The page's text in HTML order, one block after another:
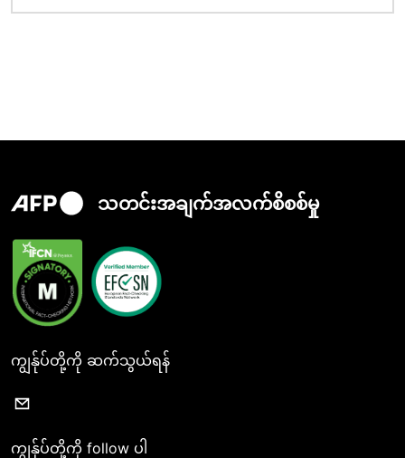
သတင်းအချက်အလက်စိစစ်မှု
ကျွန်ုပ်တို့ကို ဆက်သွယ်ရန်
ကျွန်ုပ်တို့ကို follow ပါ